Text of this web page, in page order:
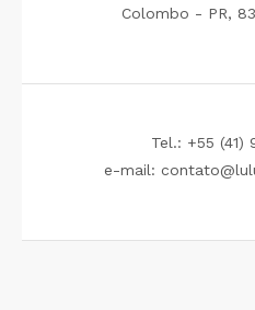
Colombo - PR,
Tel.: +55 (41)
e-mail: